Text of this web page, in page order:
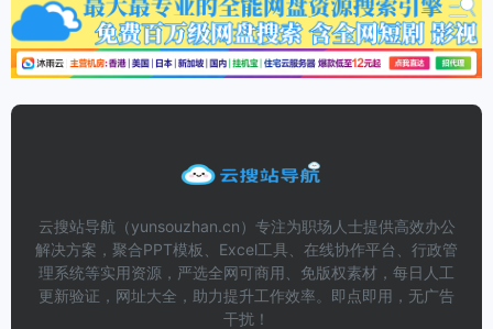
云搜站导航（yunsouzhan.cn）专注为职场人士提供高效办公
解决方案，聚合PPT模板、Excel工具、在线协作平台、行政管
理系统等实用资源，严选全网可商用、免版权素材，每日人工
更新验证，网址大全，助力提升工作效率。即点即用，无广告
干扰！